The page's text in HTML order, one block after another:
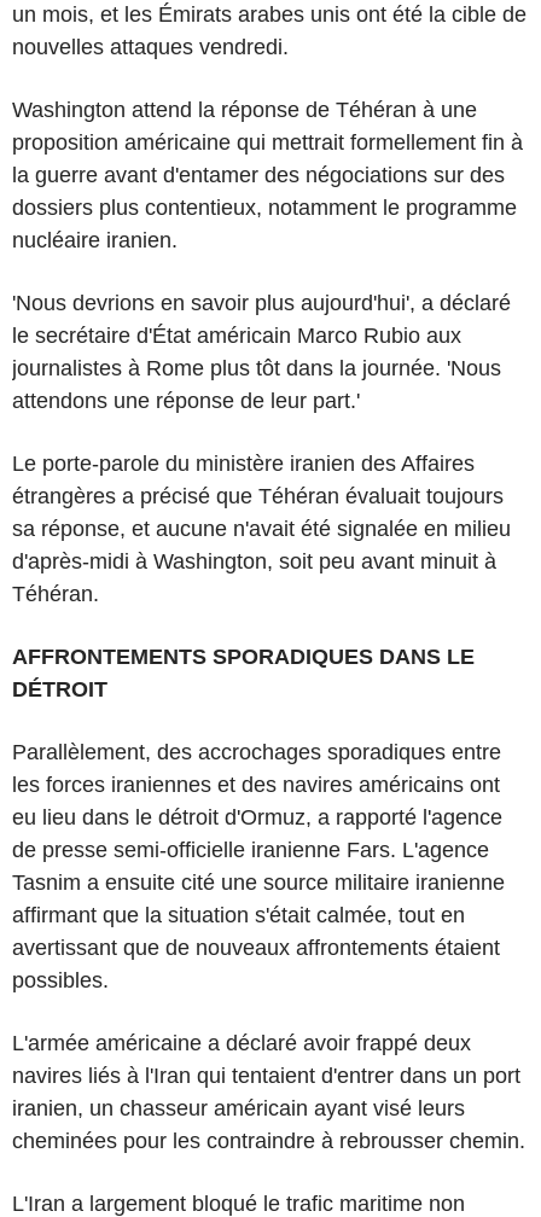
un mois, et les Émirats arabes unis ont été la cible de
nouvelles attaques vendredi.
Washington attend la réponse de Téhéran à une
proposition américaine qui mettrait formellement fin à
la guerre avant d'entamer des négociations sur des
dossiers plus contentieux, notamment le programme
nucléaire iranien.
'Nous devrions en savoir plus aujourd'hui', a déclaré
le secrétaire d'État américain Marco Rubio aux
journalistes à Rome plus tôt dans la journée. 'Nous
attendons une réponse de leur part.'
Le porte-parole du ministère iranien des Affaires
étrangères a précisé que Téhéran évaluait toujours
sa réponse, et aucune n'avait été signalée en milieu
d'après-midi à Washington, soit peu avant minuit à
Téhéran.
AFFRONTEMENTS SPORADIQUES DANS LE
DÉTROIT
Parallèlement, des accrochages sporadiques entre
les forces iraniennes et des navires américains ont
eu lieu dans le détroit d'Ormuz, a rapporté l'agence
de presse semi-officielle iranienne Fars. L'agence
Tasnim a ensuite cité une source militaire iranienne
affirmant que la situation s'était calmée, tout en
avertissant que de nouveaux affrontements étaient
possibles.
L'armée américaine a déclaré avoir frappé deux
navires liés à l'Iran qui tentaient d'entrer dans un port
iranien, un chasseur américain ayant visé leurs
cheminées pour les contraindre à rebrousser chemin.
L'Iran a largement bloqué le trafic maritime non